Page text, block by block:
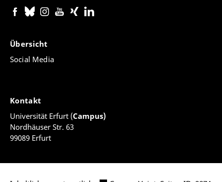
Übersicht
Social Media
Kontakt
Universität Erfurt (Campus)
Nordhäuser Str. 63
99089 Erfurt